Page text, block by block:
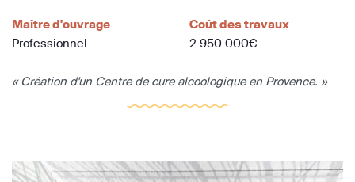
Maître d'ouvrage
Professionnel
Coût des travaux
2 950 000€
« Création d'un Centre de cure alcoologique en Provence. »